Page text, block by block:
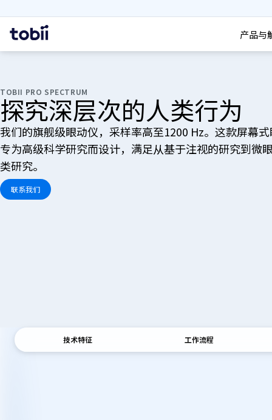
首
页
产品与
搜索
TOBII PRO SPECTRUM
探究深层次的人类行为
我们的旗舰级眼动仪，采样率高至1200 Hz。这款屏幕
专为高级科学研究而设计，满足从基于注视的研究到微
类研究。
联系我们
技术特征 工作流程